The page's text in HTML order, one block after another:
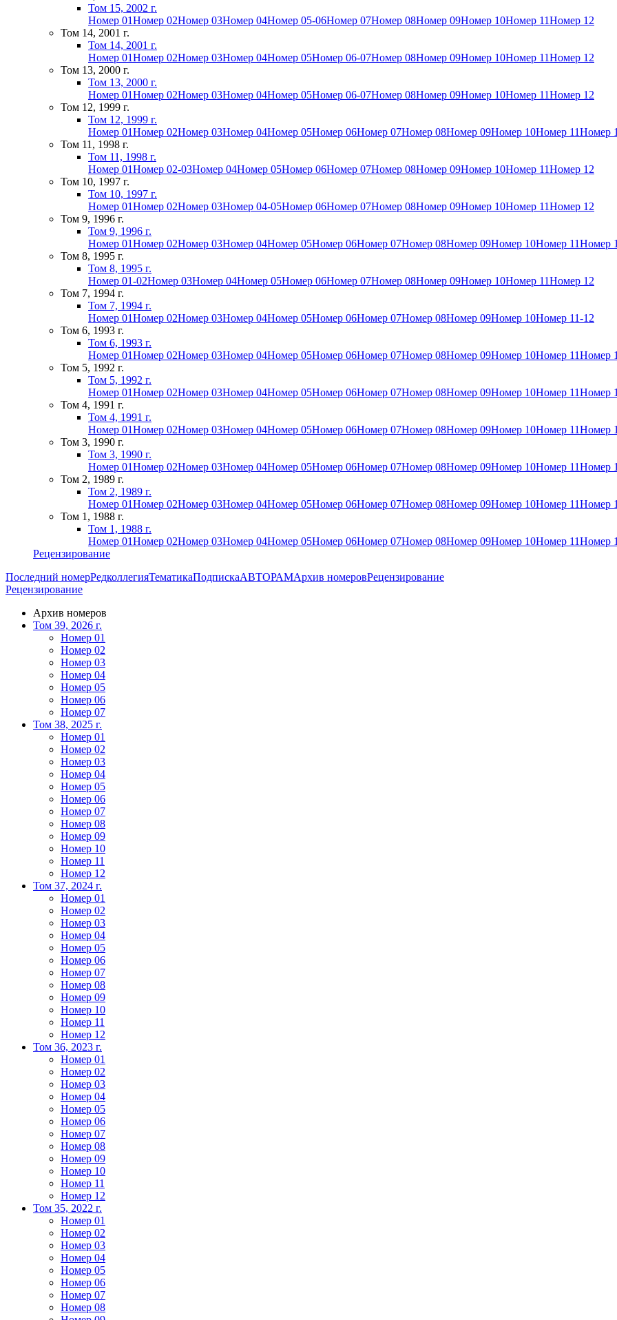
Том 15, 2002 г.
Номер 01Номер 02Номер 03Номер 04Номер 05-06Номер 07Номер 08Номер 09Номер 10Номер 11Номер 12
Том 14, 2001 г.
Том 14, 2001 г.
Номер 01Номер 02Номер 03Номер 04Номер 05Номер 06-07Номер 08Номер 09Номер 10Номер 11Номер 12
Том 13, 2000 г.
Том 13, 2000 г.
Номер 01Номер 02Номер 03Номер 04Номер 05Номер 06-07Номер 08Номер 09Номер 10Номер 11Номер 12
Том 12, 1999 г.
Том 12, 1999 г.
Номер 01Номер 02Номер 03Номер 04Номер 05Номер 06Номер 07Номер 08Номер 09Номер 10Номер 11Номер
Том 11, 1998 г.
Том 11, 1998 г.
Номер 01Номер 02-03Номер 04Номер 05Номер 06Номер 07Номер 08Номер 09Номер 10Номер 11Номер 12
Том 10, 1997 г.
Том 10, 1997 г.
Номер 01Номер 02Номер 03Номер 04-05Номер 06Номер 07Номер 08Номер 09Номер 10Номер 11Номер 12
Том 9, 1996 г.
Том 9, 1996 г.
Номер 01Номер 02Номер 03Номер 04Номер 05Номер 06Номер 07Номер 08Номер 09Номер 10Номер 11Номер
Том 8, 1995 г.
Том 8, 1995 г.
Номер 01-02Номер 03Номер 04Номер 05Номер 06Номер 07Номер 08Номер 09Номер 10Номер 11Номер 12
Том 7, 1994 г.
Том 7, 1994 г.
Номер 01Номер 02Номер 03Номер 04Номер 05Номер 06Номер 07Номер 08Номер 09Номер 10Номер 11-12
Том 6, 1993 г.
Том 6, 1993 г.
Номер 01Номер 02Номер 03Номер 04Номер 05Номер 06Номер 07Номер 08Номер 09Номер 10Номер 11Номер
Том 5, 1992 г.
Том 5, 1992 г.
Номер 01Номер 02Номер 03Номер 04Номер 05Номер 06Номер 07Номер 08Номер 09Номер 10Номер 11Номер
Том 4, 1991 г.
Том 4, 1991 г.
Номер 01Номер 02Номер 03Номер 04Номер 05Номер 06Номер 07Номер 08Номер 09Номер 10Номер 11Номер
Том 3, 1990 г.
Том 3, 1990 г.
Номер 01Номер 02Номер 03Номер 04Номер 05Номер 06Номер 07Номер 08Номер 09Номер 10Номер 11Номер
Том 2, 1989 г.
Том 2, 1989 г.
Номер 01Номер 02Номер 03Номер 04Номер 05Номер 06Номер 07Номер 08Номер 09Номер 10Номер 11Номер
Том 1, 1988 г.
Том 1, 1988 г.
Номер 01Номер 02Номер 03Номер 04Номер 05Номер 06Номер 07Номер 08Номер 09Номер 10Номер 11Номер
Рецензирование
Последний номерРедколлегияТематикаПодпискаАВТОРАМАрхив номеровРецензирование
Рецензирование
Архив номеров
Том 39, 2026 г.
Номер 01
Номер 02
Номер 03
Номер 04
Номер 05
Номер 06
Номер 07
Том 38, 2025 г.
Номер 01
Номер 02
Номер 03
Номер 04
Номер 05
Номер 06
Номер 07
Номер 08
Номер 09
Номер 10
Номер 11
Номер 12
Том 37, 2024 г.
Номер 01
Номер 02
Номер 03
Номер 04
Номер 05
Номер 06
Номер 07
Номер 08
Номер 09
Номер 10
Номер 11
Номер 12
Том 36, 2023 г.
Номер 01
Номер 02
Номер 03
Номер 04
Номер 05
Номер 06
Номер 07
Номер 08
Номер 09
Номер 10
Номер 11
Номер 12
Том 35, 2022 г.
Номер 01
Номер 02
Номер 03
Номер 04
Номер 05
Номер 06
Номер 07
Номер 08